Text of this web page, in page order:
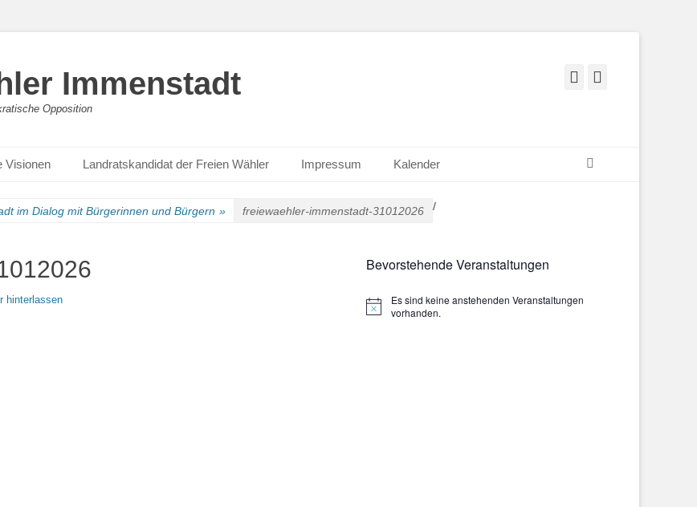
Immenstadt
Opposition
Facebook
Visionen Landratskandidat der Freien Wähler Impressum Kalender
/
im Dialog mit Bürgerinnen und Bürgern » freiewaehler-immenstadt-31012026
hinterlassen
Bevorstehende Veranstaltungen
Hinweis
Es sind keine anstehenden Veranstaltungen
vorhanden.